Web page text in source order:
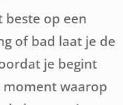
beste op een
of bad laat je de
je begint
moment waarop